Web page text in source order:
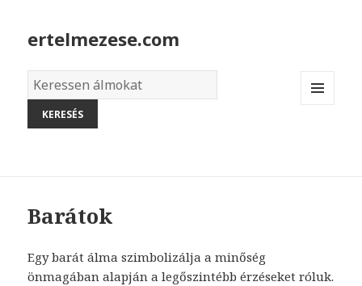
ertelmezese.com
Álmok
szótára
Barátok
Egy barát álma szimbolizálja a minőség
önmagában alapján a legőszintébb érzéseket róluk.